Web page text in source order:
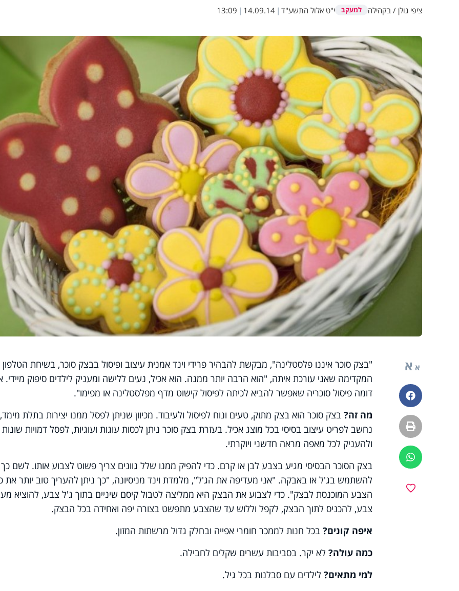
ציפי גולן / בקהילה למעקב י"ט אלול התשע"ד |
14.09.14
|
13:09
א א
פייסבוק
הדפסה
ווטסאפ
"בצק סוכר איננו פלסטלינה", מבקשת להבהיר פרידי וינד אמנית עיצוב ופיסול בבצק סוכר, בשיחת הטלפון
המקדימה שאני עורכת איתה, "הוא הרבה יותר ממנה. הוא אכיל, נעים ללישה ומעניק לילדים סיפוק מיידי.
דומה פיסול סוכריה שאפשר להביא לכיתה לפיסול קישוט מדף מפלסטלינה או מפימו".
מה זה?בצק סוכר הוא בצק מתוק, טעים ונוח לפיסול ולעיבוד. מכיוון שניתן לפסל ממנו יצירות בתלת
נחשב לפריט עיצוב בסיסי בכל מוצג אכיל. בעזרת בצק סוכר ניתן לכסות עוגות ועוגיות, לפסל דמויות שונות
ולהעניק לכל מאפה מראה חדשני ויוקרתי.
בצק הסוכר הבסיסי מגיע בצבע לבן או קרם. כדי להפיק ממנו שלל גוונים צריך פשוט לצבוע אותו. לשם
להשתמש בג'ל או באבקה. "אני מעדיפה את הג'ל", מלמדת וינד מניסיונה, "כך ניתן להעריך טוב יותר את
הצבע המוכנסת לבצק". כדי לצבוע את הבצק היא ממליצה לטבול קיסם שיניים בתוך ג'ל צבע, להוציא
צבע, להכניס לתוך הבצק, לקפל וללוש עד שהצבע מתפשט בצורה יפה ואחידה בכל הבצק.
איפה קונים?בכל חנות לממכר חומרי אפייה ובחלק גדול מרשתות המזון.
כמה עולה?לא יקר. בסביבות עשרים שקלים לחבילה.
למי מתאים?לילדים עם סבלנות בכל גיל.